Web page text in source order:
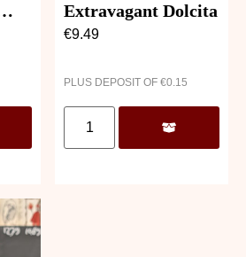
Extravagant Dolcita
€9.49
PLUS DEPOSIT OF €0.15